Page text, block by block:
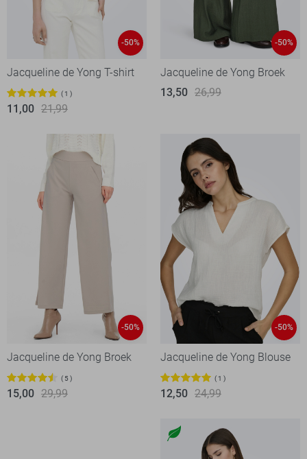
-50%
Jacqueline de Yong T-shirt
1
11,00 21,99
-50%
Jacqueline de Yong Broek
13,50 26,99
-50%
Jacqueline de Yong Broek
5
15,00 29,99
-50%
Jacqueline de Yong Blouse
1
12,50 24,99